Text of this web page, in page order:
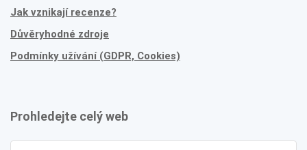
Jak vznikají recenze?
Důvěryhodné zdroje
Podmínky užívání (GDPR, Cookies)
Prohledejte celý web